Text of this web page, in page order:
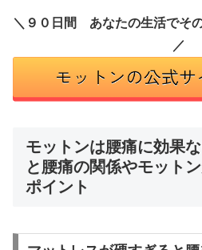
＼９０日間 あなたの生活でそ
／
モットンは腰痛に効果
と腰痛の関係やモット
ポイント